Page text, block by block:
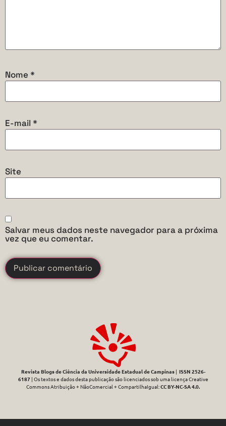
Nome *
E-mail *
Site
Salvar meus dados neste navegador para a próxima
vez que eu comentar.
Revista Blogs de Ciência da Universidade Estadual de Campinas| ISSN 2526-
6187| Os textos e dados desta publicação são licenciados sob uma licença Creative
Commons Atribuição + NãoComercial + CompartilhaIgual:CC BY-NC-SA 4.0.